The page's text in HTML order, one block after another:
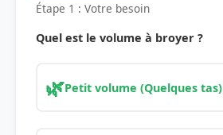
Étape 1 : Votre besoin
Quel est le volume à broyer ?
🌿Petit volume (Quelques tas)